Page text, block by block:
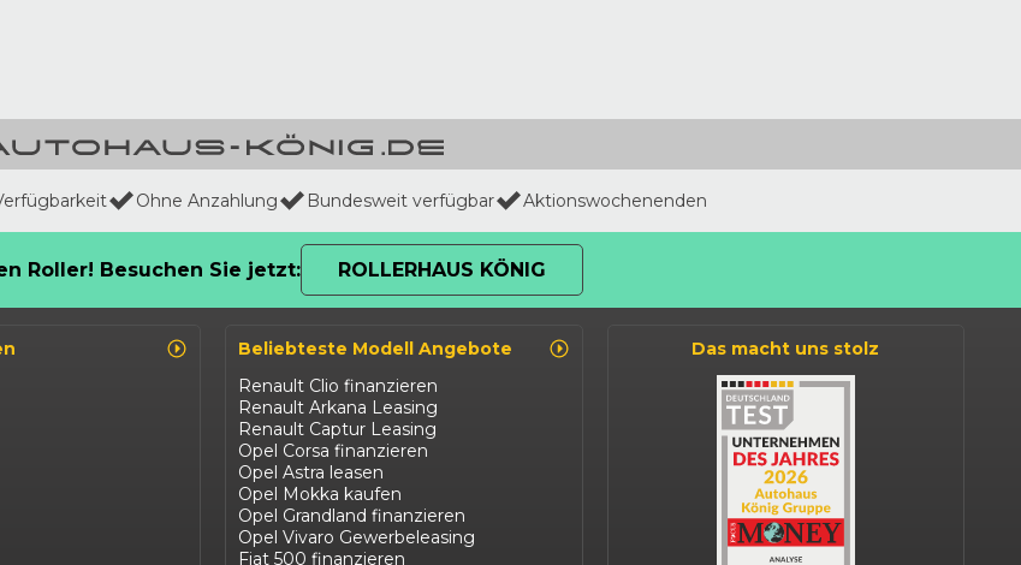
Ohne Anzahlung Bundesweit verfügbar Aktionswochenenden
Roller! Besuchen Sie jetzt: ROLLERHAUS KÖNIG
Beliebteste Modell Angebote
Renault Clio finanzieren
Renault Arkana Leasing
Renault Captur Leasing
Opel Corsa finanzieren
Opel Astra leasen
Opel Mokka kaufen
Opel Grandland finanzieren
Opel Vivaro Gewerbeleasing
Fiat 500 finanzieren
Das macht uns stolz